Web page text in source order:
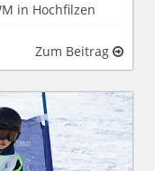
in Hochfilzen
Zum Beitrag